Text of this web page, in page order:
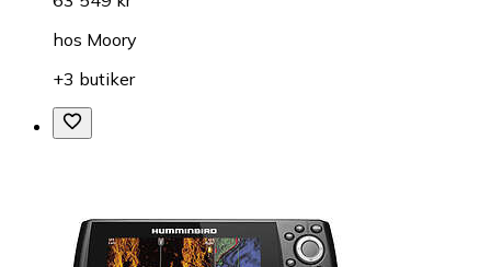
hos Moory
+3 butiker